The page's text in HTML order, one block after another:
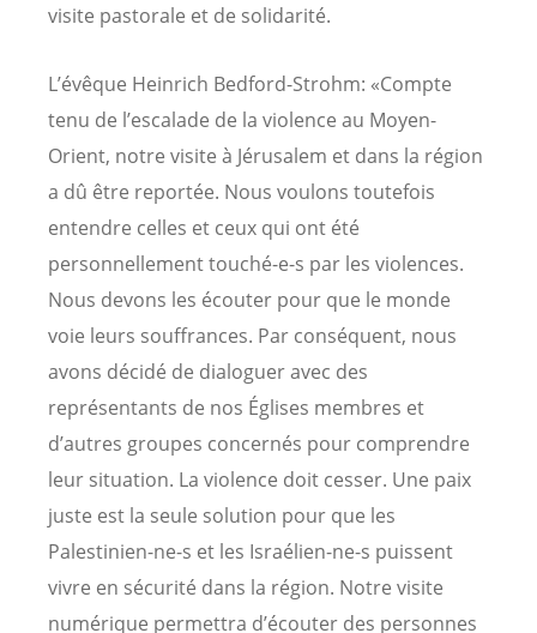
visite pastorale et de solidarité.
L’évêque Heinrich Bedford-Strohm: «Compte
tenu de l’escalade de la violence au Moyen-
Orient, notre visite à Jérusalem et dans la région
a dû être reportée. Nous voulons toutefois
entendre celles et ceux qui ont été
personnellement touché-e-s par les violences.
Nous devons les écouter pour que le monde
voie leurs souffrances. Par conséquent, nous
avons décidé de dialoguer avec des
représentants de nos Églises membres et
d’autres groupes concernés pour comprendre
leur situation. La violence doit cesser. Une paix
juste est la seule solution pour que les
Palestinien-ne-s et les Israélien-ne-s puissent
vivre en sécurité dans la région. Notre visite
numérique permettra d’écouter des personnes